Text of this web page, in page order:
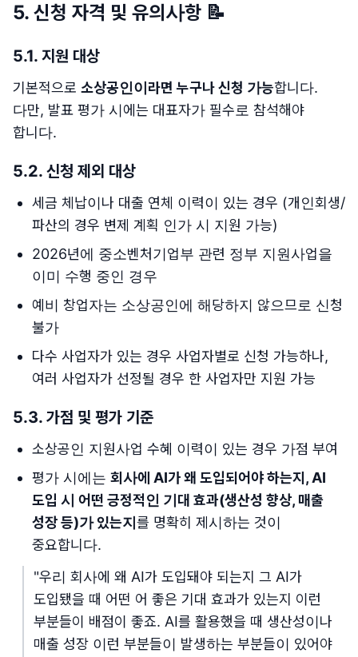
5. 신청 자격 및 유의사항 📝
5.1. 지원 대상
기본적으로 소상공인이라면 누구나 신청 가능합니다.
다만, 발표 평가 시에는 대표자가 필수로 참석해야
합니다.
5.2. 신청 제외 대상
세금 체납이나 대출 연체 이력이 있는 경우 (개인회생/
파산의 경우 변제 계획 인가 시 지원 가능)
2026년에 중소벤처기업부 관련 정부 지원사업을
이미 수행 중인 경우
예비 창업자는 소상공인에 해당하지 않으므로 신청
불가
다수 사업자가 있는 경우 사업자별로 신청 가능하나,
여러 사업자가 선정될 경우 한 사업자만 지원 가능
5.3. 가점 및 평가 기준
소상공인 지원사업 수혜 이력이 있는 경우 가점 부여
평가 시에는 회사에 AI가 왜 도입되어야 하는지, AI
도입 시 어떤 긍정적인 기대 효과(생산성 향상, 매출
성장 등)가 있는지 를 명확히 제시하는 것이
중요합니다.
"우리 회사에 왜 AI가 도입돼야 되는지 그 AI가
도입됐을 때 어떤 어 좋은 기대 효과가 있는지 이런
부분들이 배점이 좋죠. AI를 활용했을 때 생산성이나
매출 성장 이런 부분들이 발생하는 부분들이 있어야